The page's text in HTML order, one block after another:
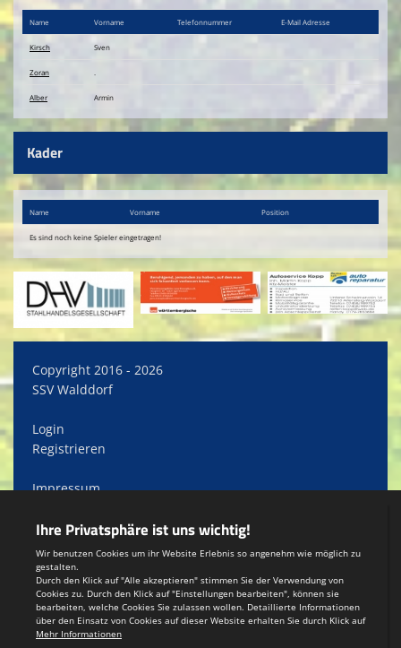
Name Vorname Telefon​nummer E-Mail Adresse
Kirsch Sven
Zoran .
Alber Armin
Kader
Name Vorname Position
Es sind noch keine Spieler eingetragen!
Copyright 2016 - 2026
SSV Walddorf
Login
Registrieren
Impressum
Teamsports 2
Dein Sportverein online